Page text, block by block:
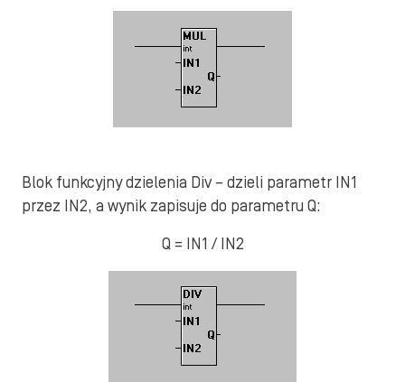
Blok funkcyjny dzielenia Div – dzieli parametr IN1
przez IN2, a wynik zapisuje do parametru Q:
Q = IN1 / IN2